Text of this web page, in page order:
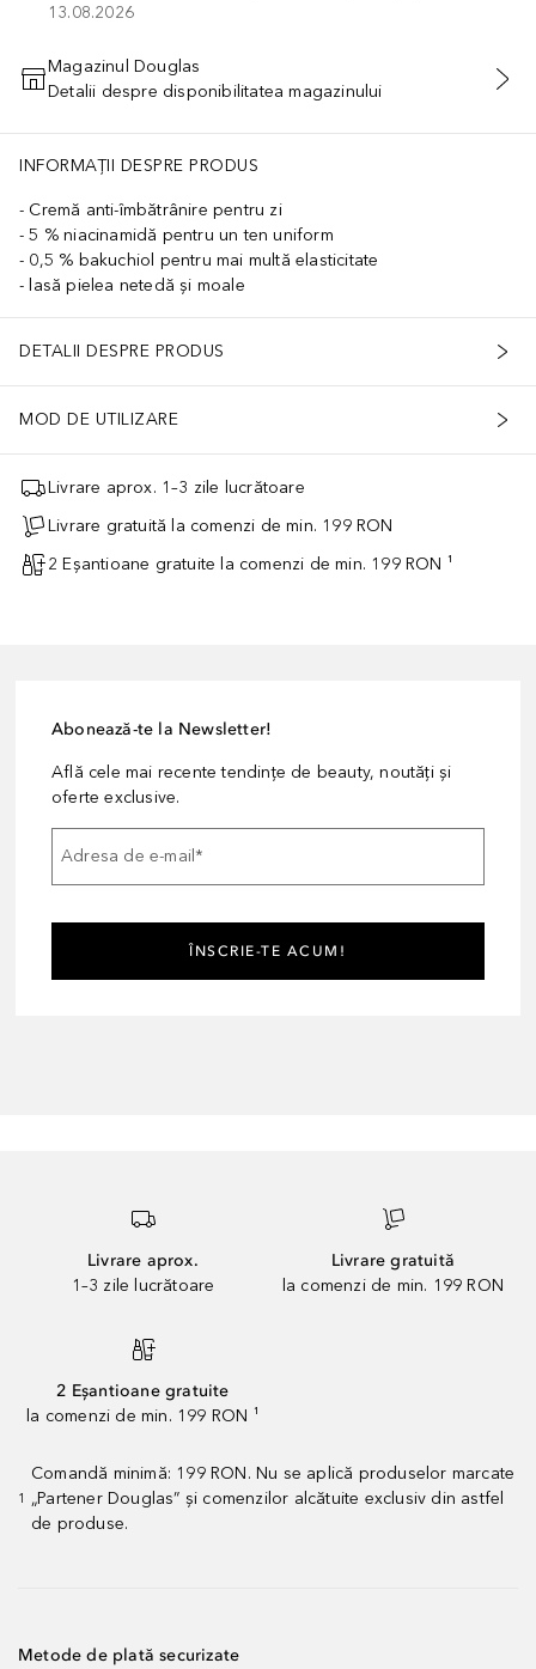
13.08.2026
ADĂUGAȚI ÎN COŞ
Magazinul Douglas
Detalii despre disponibilitatea magazinului
INFORMAȚII DESPRE PRODUS
Cremă anti-îmbătrânire pentru zi
5 % niacinamidă pentru un ten uniform
0,5 % bakuchiol pentru mai multă elasticitate
lasă pielea netedă și moale
DETALII DESPRE PRODUS
MOD DE UTILIZARE
Livrare aprox. 1–3 zile lucrătoare
Livrare gratuită la comenzi de min. 199 RON
2 Eșantioane gratuite la comenzi de min. 199 RON ¹
Abonează-te la Newsletter!
Află cele mai recente tendințe de beauty, noutăți și
oferte exclusive.
Adresa de e-mail*
ÎNSCRIE-TE ACUM!
Livrare aprox.
1–3 zile lucrătoare
Livrare gratuită
la comenzi de min. 199 RON
2 Eșantioane gratuite
la comenzi de min. 199 RON ¹
1
Comandă minimă: 199 RON. Nu se aplică produselor marcate
„Partener Douglas” și comenzilor alcătuite exclusiv din astfel
de produse.
Metode de plată securizate